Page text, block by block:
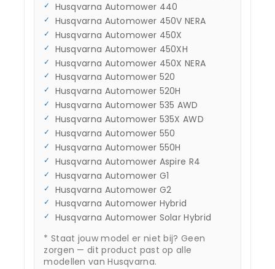
Husqvarna Automower 440
Husqvarna Automower 450V NERA
Husqvarna Automower 450X
Husqvarna Automower 450XH
Husqvarna Automower 450X NERA
Husqvarna Automower 520
Husqvarna Automower 520H
Husqvarna Automower 535 AWD
Husqvarna Automower 535X AWD
Husqvarna Automower 550
Husqvarna Automower 550H
Husqvarna Automower Aspire R4
Husqvarna Automower G1
Husqvarna Automower G2
Husqvarna Automower Hybrid
Husqvarna Automower Solar Hybrid
* Staat jouw model er niet bij? Geen
zorgen — dit product past op alle
modellen van Husqvarna.